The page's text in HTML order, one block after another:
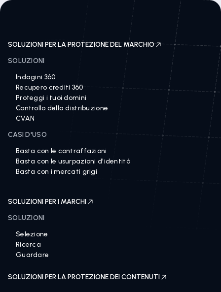
SOLUZIONI PER LA PROTEZIONE DEL MARCHIO
SOLUZIONI
Indagini 360
Recupero crediti 360
Proteggi i tuoi domini
Controllo della distribuzione
CVAN
CASI D'USO
Basta con le contraffazioni
Basta con le usurpazioni d'identità
Basta con i mercati grigi
SOLUZIONI PER I MARCHI
SOLUZIONI
Selezione
Ricerca
Guardare
SOLUZIONI PER LA PROTEZIONE DEI CONTENUTI